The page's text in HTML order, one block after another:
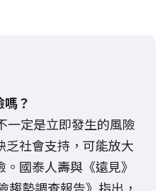
？
一定是立即發生的風險
社會支持，可能放大
國泰人壽與《遠見》
趨勢調查報告》指出，